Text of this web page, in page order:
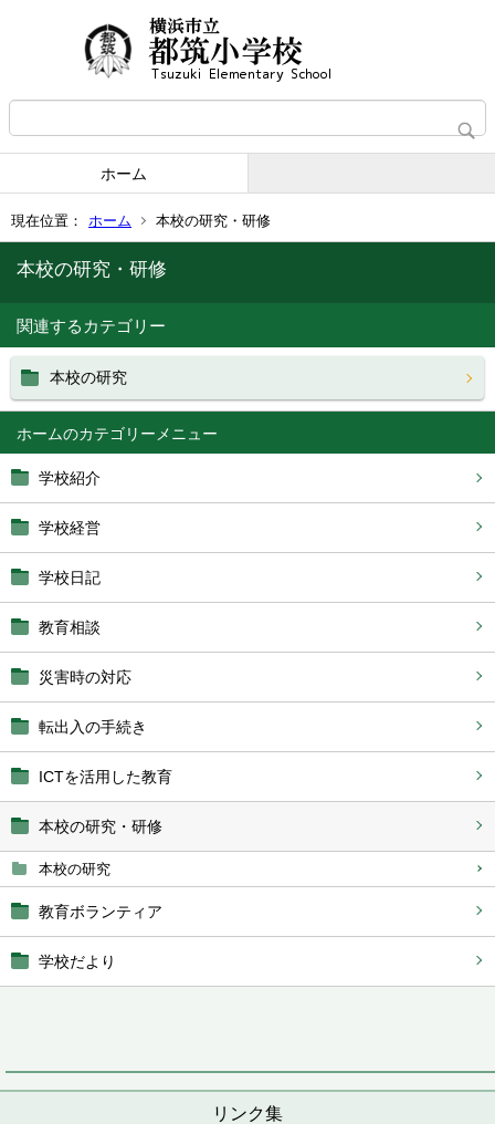
ホーム
現在位置： ホーム 本校の研究・研修
ホーム
学校紹介
学校経営
学校日記
教育相談
災害時の対応
転出入の手続き
ICTを活用した教育
本校の研究・研修
本校の研究
教育ボランティア
学校だより
リンク集
本校の研究・研修
関連するカテゴリー
本校の研究